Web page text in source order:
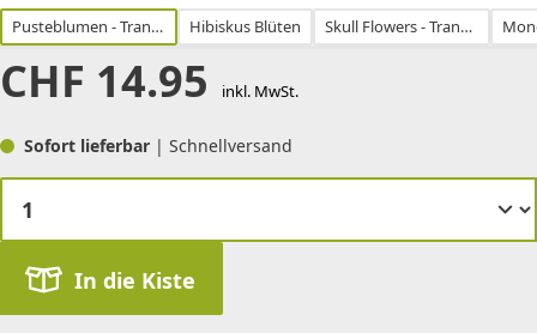
Pusteblumen - Transparent Hibiskus Blüten Skull Flowers - Transparent
CHF 14.95 inkl. MwSt.
Sofort lieferbar | Schnellversand
In die Kiste